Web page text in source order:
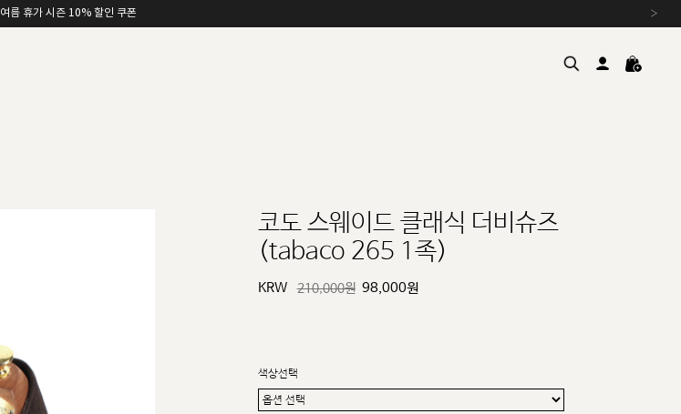
여름 휴가 시즌 10% 할인 쿠폰 ›
코도 스웨이드 클래식 더비슈즈
(tabaco 265 1족)
KRW 210,000원 98,000원
색상선택